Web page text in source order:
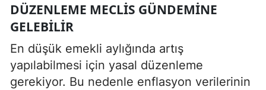
DÜZENLEME MECLIS GÜNDEMINE
GELEBILIR
En düşük emekli aylığında artış
yapılabilmesi için yasal düzenleme
gerekiyor. Bu nedenle enflasyon verilerinin